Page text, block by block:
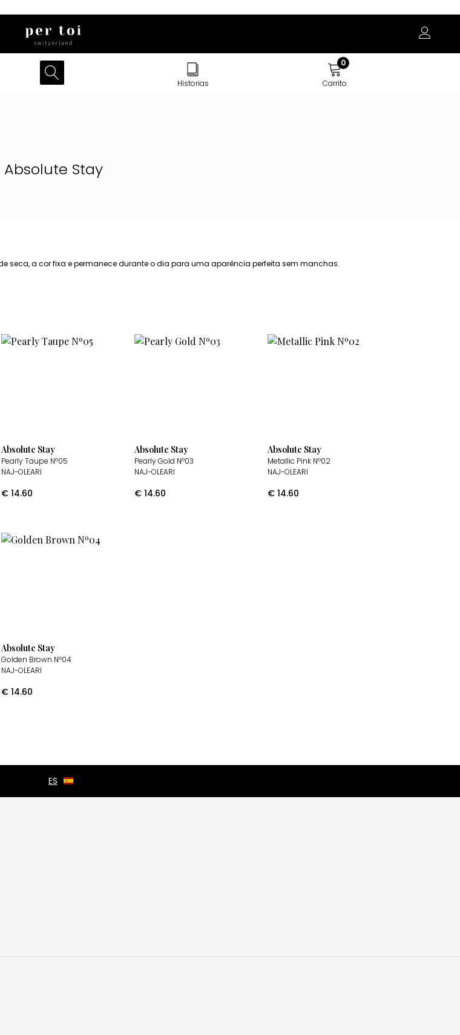
Absolute Stay
seca, a cor fixa e permanece durante o dia para uma aparência perfeita sem manchas.
Absolute Stay
Pearly Taupe Nº05
NAJ-OLEARI
€ 14.60
Absolute Stay
Pearly Gold Nº03
NAJ-OLEARI
€ 14.60
Absolute Stay
Metallic Pink Nº02
NAJ-OLEARI
€ 14.60
Absolute Stay
Golden Brown Nº04
NAJ-OLEARI
€ 14.60
Historias
0
Carrito